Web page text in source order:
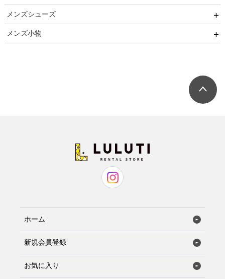
卒園式
卒業式
発表会
ブラックフォーマル
リクルート
ネクタイ用
蝶ネクタイ用
メンズシューズ
ストレートチップ
メンズ小物
ホーム
新規会員登録
お気に入り